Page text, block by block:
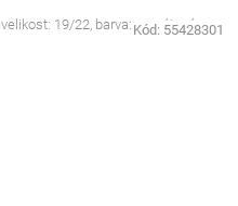
velikost: 19/22, barva: granátová
Kód: 55428301